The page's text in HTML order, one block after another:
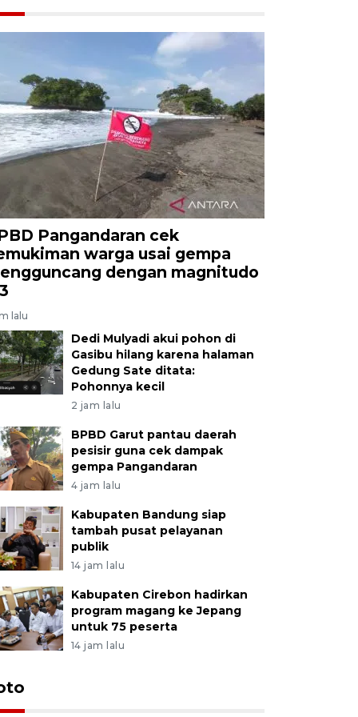
Pangandaran cek
warga usai gempa
dengan magnitudo
lalu
Dedi Mulyadi akui pohon di
Gasibu hilang karena halaman
Gedung Sate ditata:
Pohonnya kecil
2 jam lalu
BPBD Garut pantau daerah
pesisir guna cek dampak
gempa Pangandaran
4 jam lalu
Kabupaten Bandung siap
tambah pusat pelayanan
publik
14 jam lalu
Kabupaten Cirebon hadirkan
program magang ke Jepang
untuk 75 peserta
14 jam lalu